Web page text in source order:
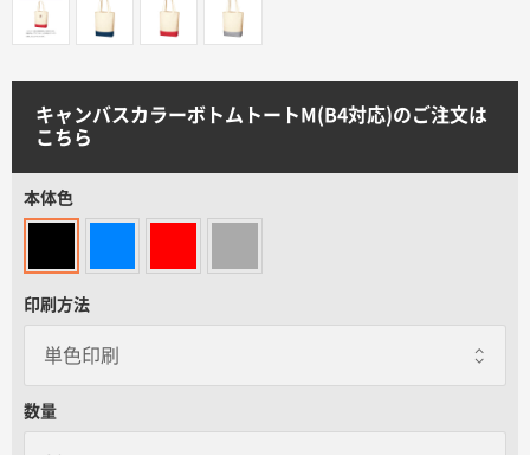
サイトメニュー
ご注文の流れ
データ入稿ガイド
再注文について
キャンバスカラーボトムトートM(B4対応)のご注文は
こちら
本体色
印刷方法
数量